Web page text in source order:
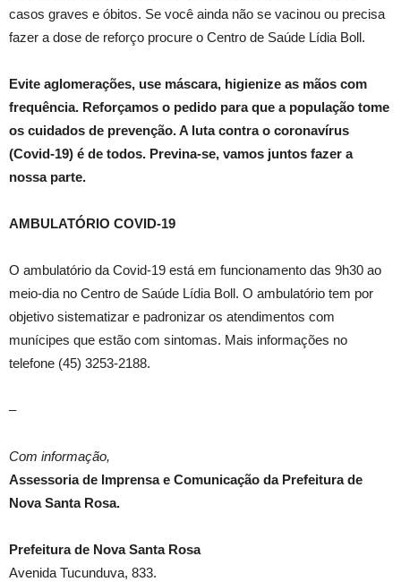
casos graves e óbitos. Se você ainda não se vacinou ou precisa
fazer a dose de reforço procure o Centro de Saúde Lídia Boll.
Evite aglomerações, use máscara, higienize as mãos com
frequência. Reforçamos o pedido para que a população tome
os cuidados de prevenção. A luta contra o coronavírus
(Covid-19) é de todos. Previna-se, vamos juntos fazer a
nossa parte.
AMBULATÓRIO COVID-19
O ambulatório da Covid-19 está em funcionamento das 9h30 ao
meio-dia no Centro de Saúde Lídia Boll. O ambulatório tem por
objetivo sistematizar e padronizar os atendimentos com
munícipes que estão com sintomas. Mais informações no
telefone (45) 3253-2188.
–
Com informação,
Assessoria de Imprensa e Comunicação da Prefeitura de
Nova Santa Rosa.
Prefeitura de Nova Santa Rosa
Avenida Tucunduva, 833.